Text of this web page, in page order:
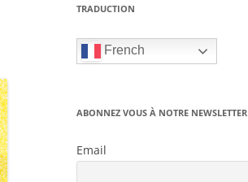
TRADUCTION
French
ABONNEZ VOUS À NOTRE NEWSLETTER
Email